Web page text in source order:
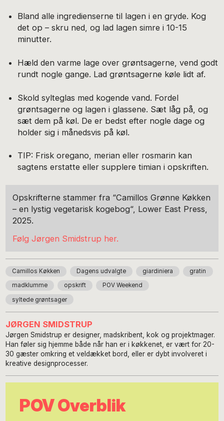
Bland alle ingredienserne til lagen i en gryde. Kog
det op – skru ned, og lad lagen simre i 10-15
minutter.
Hæld den varme lage over grøntsagerne, vend godt
rundt nogle gange. Lad grøntsagerne køle lidt af.
Skold sylteglas med kogende vand. Fordel
grøntsagerne og lagen i glassene. Sæt låg på, og
sæt dem på køl. De er bedst efter nogle dage og
holder sig i månedsvis på køl.
TIP: Frisk oregano, merian eller rosmarin kan
sagtens erstatte eller supplere timian i opskriften.
Opskrifterne stammer fra “Camillos Grønne Køkken
– en lystig vegetarisk kogebog“, Lower East Press,
2025.
Følg Jørgen Smidstrup her.
Camillos Køkken Dagens udvalgte giardiniera gratin
madklumme opskrift POV Weekend
syltede grøntsager
JØRGEN SMIDSTRUP
Jørgen Smidstrup er designer, madskribent, kok og projektmager.
Han føler sig hjemme både når han er i køkkenet, er vært for 20-
30 gæster omkring et veldækket bord, eller er dybt involveret i
kreative designprocesser.
POV Overblik